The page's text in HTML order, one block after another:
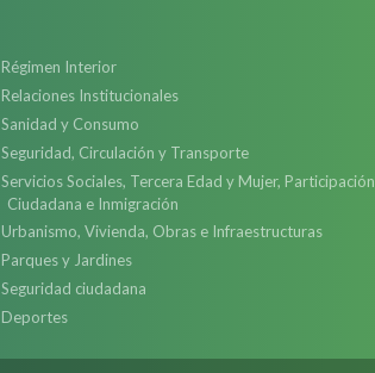
Régimen Interior
Relaciones Institucionales
Sanidad y Consumo
Seguridad, Circulación y Transporte
Servicios Sociales, Tercera Edad y Mujer, Participación
Ciudadana e Inmigración
Urbanismo, Vivienda, Obras e Infraestructuras
Parques y Jardines
Seguridad ciudadana
Deportes